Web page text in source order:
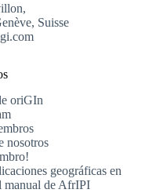
Suisse
oriGIn
nosotros
geográficas en
manual de AfrIPI